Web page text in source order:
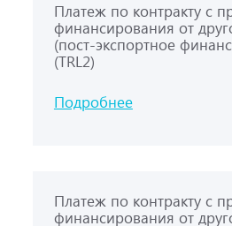
Платеж по контракту с
финансирования от
(пост-экспортное
(TRL2)
Подробнее
Платеж по контракту с
финансирования от